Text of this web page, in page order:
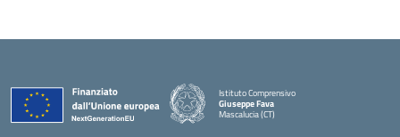
Istituto Comprensivo
Giuseppe Fava
Mascalucia (CT)